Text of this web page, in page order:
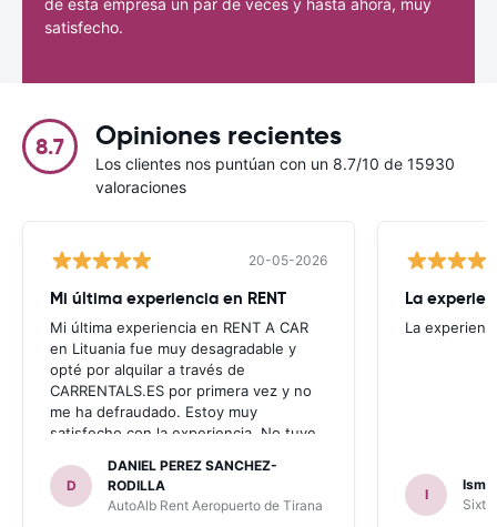
satisfecho.
8.7 Opiniones recientes
Los clientes nos puntúan con un 8.7/10 de 15930
valoraciones
20-05-2026
Mi última experiencia en RENT
Mi última experiencia en RENT A CAR
en Lituania fue muy desagradable y
opté por alquilar a través de
CARRENTALS.ES por primera vez y no
me ha defraudado. Estoy muy
satisfecho con la experiencia. No tuve
invitaron a adquirir un seguro (como
había leído en varios blog). En mis
anteriores viajes nunca había alquilado
D
DANIEL PEREZ SANCHEZ-
RODILLA
AutoAlb Rent Aeropuerto de Tirana
La
La
I
Sixt